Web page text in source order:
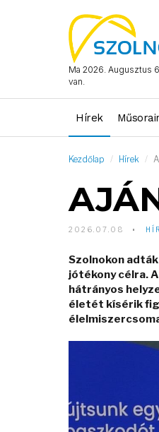
Ma 2026. Augusztus
van.
Hírek
Kezdőlap Hírek
2026.07.08
Szolnokon
jótékony célra.
hátrányos
életét kísérik